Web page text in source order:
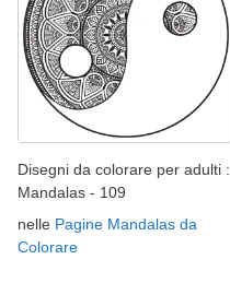
Disegni da colorare per adulti :
Mandalas - 109
nelle Pagine Mandalas da
Colorare